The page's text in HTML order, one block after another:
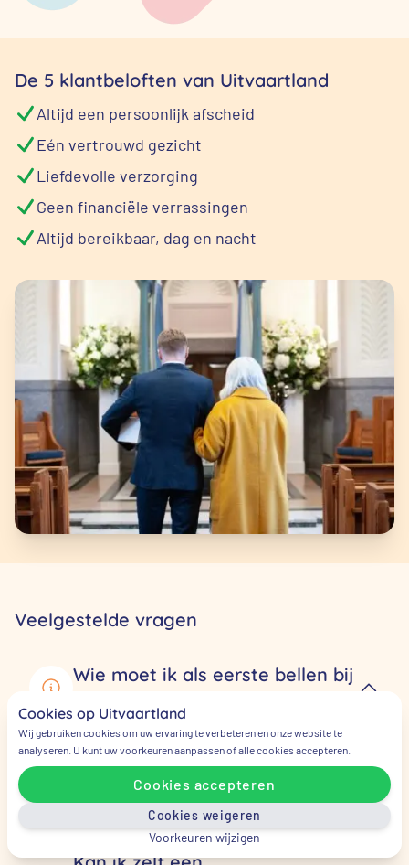
De 5 klantbeloften van Uitvaartland
Altijd een persoonlijk afscheid
Eén vertrouwd gezicht
Liefdevolle verzorging
Geen financiële verrassingen
Altijd bereikbaar, dag en nacht
Veelgestelde vragen
Wie moet ik als eerste bellen bij
Bel als eerste de huisarts en daarna kunt u
direct bellen met ons op
vertellen u dan wat de vervolgstappen zijn.
Cookies op Uitvaartland
Wij gebruiken cookies om uw ervaring te verbeteren en onze website te
analyseren. U kunt uw voorkeuren aanpassen of alle cookies accepteren.
Cookies accepteren
Cookies weigeren
Voorkeuren wijzigen